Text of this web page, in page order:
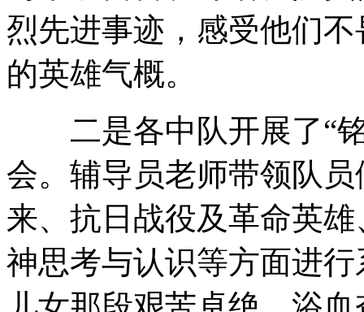
烈先进事迹，感受他们
的英雄气概。
二是各中队开展了“铭
会。辅导员老师带领队
来、抗日战役及革命英
神思考与认识等方面进